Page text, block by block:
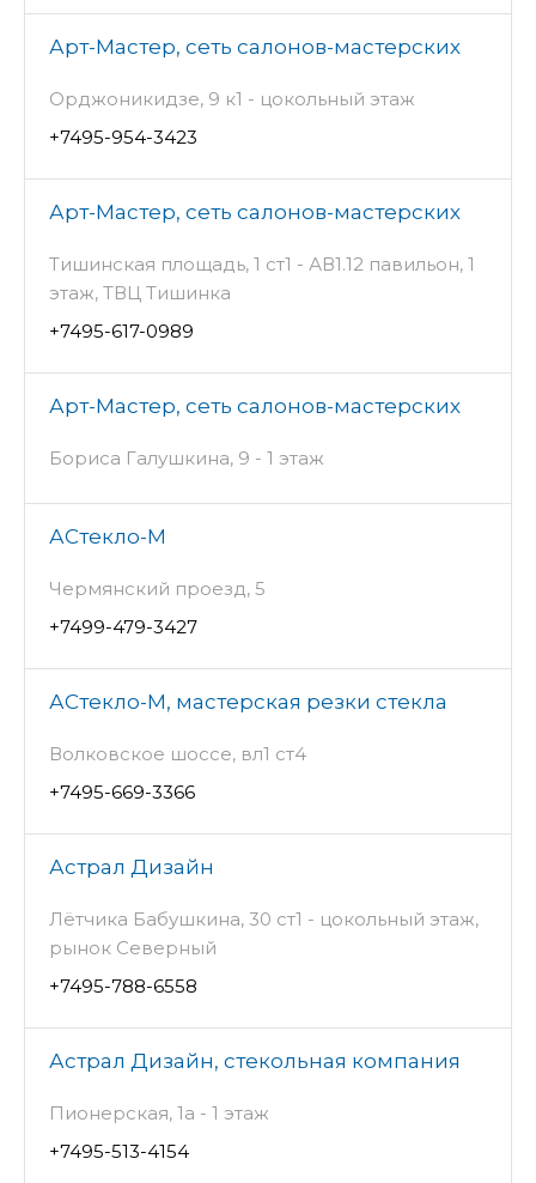
Арт-Мастер, сеть салонов-мастерских
Орджоникидзе, 9 к1 - цокольный этаж
+7495-954-3423
Арт-Мастер, сеть салонов-мастерских
Тишинская площадь, 1 ст1 - АВ1.12 павильон, 1
этаж, ТВЦ Тишинка
+7495-617-0989
Арт-Мастер, сеть салонов-мастерских
Бориса Галушкина, 9 - 1 этаж
АСтекло-М
Чермянский проезд, 5
+7499-479-3427
АСтекло-М, мастерская резки стекла
Волковское шоссе, вл1 ст4
+7495-669-3366
Астрал Дизайн
Лётчика Бабушкина, 30 ст1 - цокольный этаж,
рынок Северный
+7495-788-6558
Астрал Дизайн, стекольная компания
Пионерская, 1а - 1 этаж
+7495-513-4154